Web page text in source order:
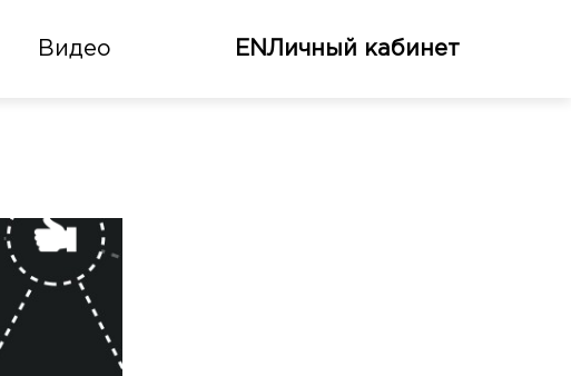
Видео ENЛичный кабинет